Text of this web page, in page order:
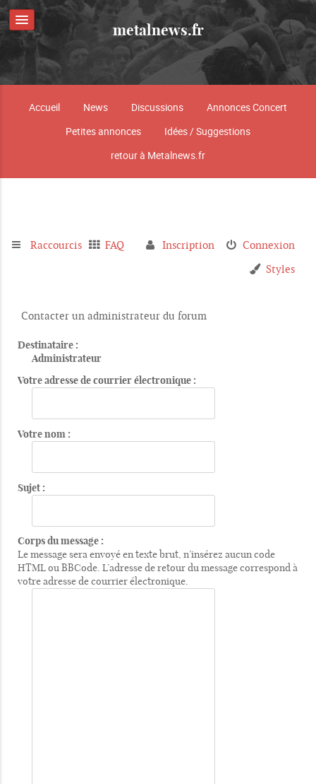
metalnews.fr
Accueil News Discussions
Annonces Concert
Petites annonces
Idées / Suggestions
retour à Metalnews.fr
Raccourcis FAQ Connexion
Inscription
Styles
Contacter un administrateur du forum
Destinataire :
Administrateur
Votre adresse de courrier électronique :
Votre nom :
Sujet :
Corps du message :
Le message sera envoyé en texte brut, n’insérez aucun code
HTML ou BBCode. L’adresse de retour du message correspond à
votre adresse de courrier électronique.